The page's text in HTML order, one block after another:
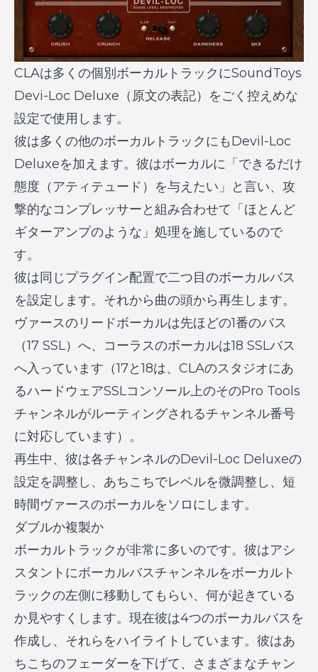
CLAは多くの個別ボーカルトラックにSoundToys
Devi-Loc Deluxe（原文の表記）をごく控えめな
設定で使用します。
彼は多くの他のボーカルトラックにもDevil-Loc
Deluxeを加えます。彼はボーカルに「できるだけ
態度（アティテュード）を与えたい」と言い、攻
撃的なコンプレッサーと組み合わせて「ほとんど
ギターアンプのような」処理を施しているので
す。
彼は同じプラグイン配置で二つ目のボーカルバス
を設定します。それから曲の頭から再生します。
ヴァースのリードボーカルは先ほどの1番のバス
（17 SSL）へ、コーラスのボーカルは18 SSLバス
へ入っています（17と18は、CLAのスタジオにあ
るハードウェアSSLコンソール上のそのPro Tools
チャンネルがルーティングされるチャンネル番号
に対応しています）。
再生中、彼は各チャンネルのDevil-Loc Deluxeの
設定を調整し、あちこちでレベルを微調整し、短
時間ヴァースのボーカルをソロにします。
ダブルか複製か
ボーカルトラックが非常に多いのです。彼はアシ
スタントにボーカルバスチャンネルをボーカルト
ラックの左側に移動してもらい、何が起きている
か見やすくします。現在彼は4つのボーカルバスを
作成し、それらをハイライトしています。彼はあ
ちこちのフェーダーを下げて、さまざまなチャン